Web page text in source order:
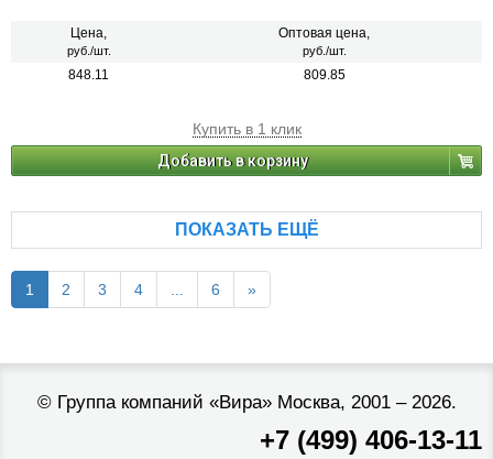
Цена,
руб./шт.
Оптовая цена,
руб./шт.
848.11 809.85
Купить в 1 клик
Добавить в корзину
ПОКАЗАТЬ ЕЩЁ
1 2 3 4 ... 6 »
© Группа компаний «Вира»Москва, 2001 – 2026.
+7 (499) 406-13-11